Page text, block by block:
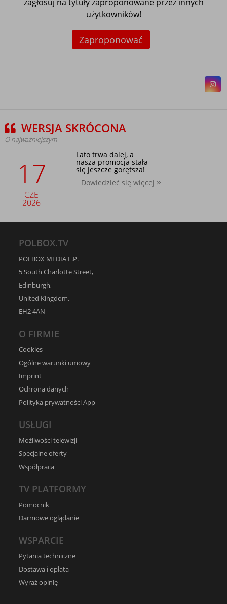
użytkowników!
Zaproponować
WERSJA SKRÓCONA
O najważniejszym
17
CZE
2026
Lato trwa dalej, a
nasza promocja stała
się jeszcze gorętsza!
Dowiedzieć się więcej
POLBOX.TV
POLBOX MEDIA L.P.
5 South Charlotte Street,
Edinburgh,
United Kingdom,
EH2 4AN
O FIRMIE
Cookies
Ogólne warunki umowy
Imprint
Ochrona danych
Polityka prywatności App
USŁUGI
Możliwości telewizji
Specjalne oferty
Współpraca
TV PLATFORMY
Pomocnik
Darmowe oglądanie
WSPARCIE
Pytania techniczne
Dostawa i opłata
Wyraź opinię